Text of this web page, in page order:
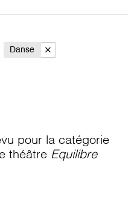
Danse
pour la catégorie
théâtre Equilibre